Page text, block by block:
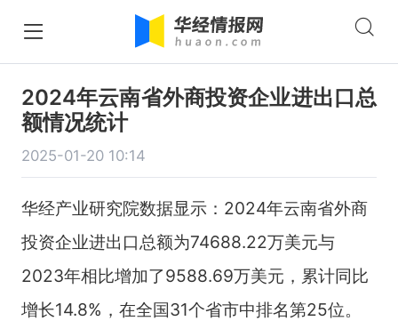
2024年云南省外商投资企业进出口总
额情况统计
2025-01-20 10:14
华经产业研究院数据显示：2024年云南省外商
投资企业进出口总额为74688.22万美元与
2023年相比增加了9588.69万美元，累计同比
增长14.8%，在全国31个省市中排名第25位。